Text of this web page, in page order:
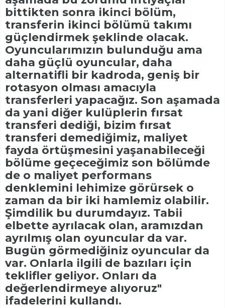
bittikten sonra ikinci bölüm,
transferin ikinci bölümü takımı
güçlendirmek şeklinde olacak.
Oyuncularımızın bulunduğu ama
daha güçlü oyuncular, daha
alternatifli bir kadroda, geniş bir
rotasyon olması amacıyla
transferleri yapacağız. Son aşamada
da yani diğer kulüplerin fırsat
transferi dediği, bizim fırsat
transferi demediğimiz, maliyet
fayda örtüşmesini yaşanabileceği
bölüme geçeceğimiz son bölümde
de o maliyet performans
denklemini lehimize görürsek o
zaman da bir iki hamlemiz olabilir.
Şimdilik bu durumdayız. Tabii
elbette ayrılacak olan, aramızdan
ayrılmış olan oyuncular da var.
Bugün görmediğiniz oyuncular da
var. Onlarla ilgili de bazıları için
teklifler geliyor. Onları da
değerlendirmeye alıyoruz"
ifadelerini kullandı.